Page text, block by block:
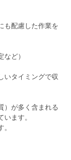
も配慮した作業を
ど）
いタイミングで収
）が多く含まれる
ます。